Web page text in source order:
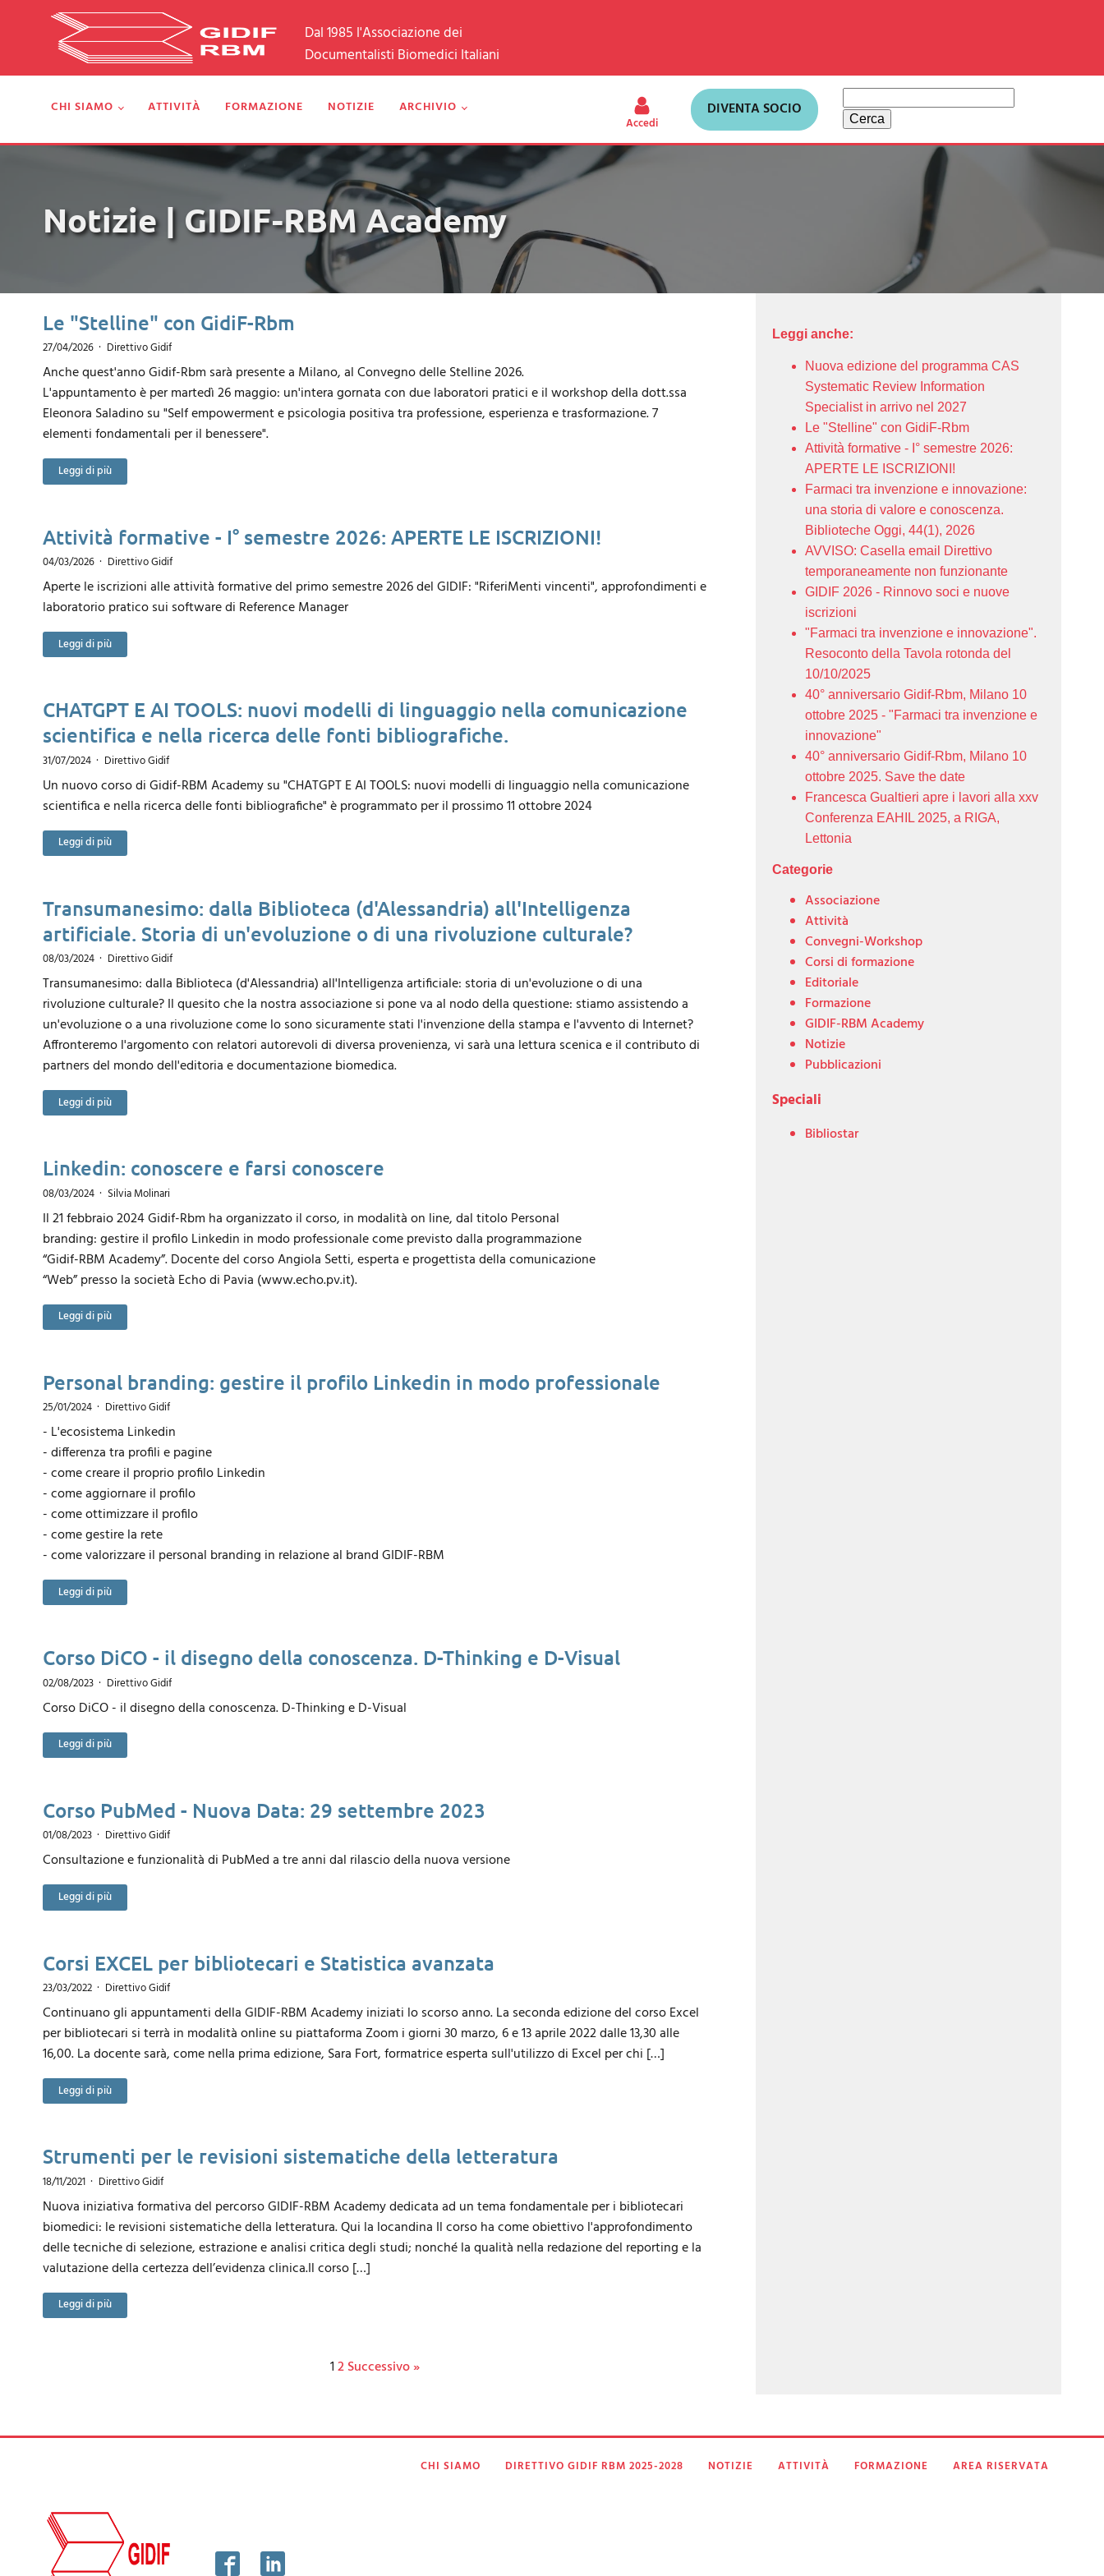
Dal 1985 l'Associazione dei
Documentalisti Biomedici Italiani
CHI SIAMO ATTIVITÀ FORMAZIONE NOTIZIE ARCHIVIO
Accedi
DIVENTA SOCIO
per:
Notizie | GIDIF-RBM Academy
Le "Stelline" con GidiF-Rbm
27/04/2026 Direttivo Gidif
Anche quest'anno Gidif-Rbm sarà presente a Milano, al Convegno delle Stelline 2026.
L'appuntamento è per martedì 26 maggio: un'intera gornata con due laboratori pratici e il workshop della dott.ssa
Eleonora Saladino su "Self empowerment e psicologia positiva tra professione, esperienza e trasformazione. 7
elementi fondamentali per il benessere".
Leggi di più
Attività formative - I° semestre 2026: APERTE LE ISCRIZIONI!
04/03/2026 Direttivo Gidif
Aperte le iscrizioni alle attività formative del primo semestre 2026 del GIDIF: "RiferiMenti vincenti", approfondimenti e
laboratorio pratico sui software di Reference Manager
Leggi di più
CHATGPT E AI TOOLS: nuovi modelli di linguaggio nella comunicazione
scientifica e nella ricerca delle fonti bibliografiche.
31/07/2024 Direttivo Gidif
Un nuovo corso di Gidif-RBM Academy su "CHATGPT E AI TOOLS: nuovi modelli di linguaggio nella comunicazione
scientifica e nella ricerca delle fonti bibliografiche" è programmato per il prossimo 11 ottobre 2024
Leggi di più
Transumanesimo: dalla Biblioteca (d'Alessandria) all'Intelligenza
artificiale. Storia di un'evoluzione o di una rivoluzione culturale?
08/03/2024 Direttivo Gidif
Transumanesimo: dalla Biblioteca (d'Alessandria) all'Intelligenza artificiale: storia di un'evoluzione o di una
rivoluzione culturale? Il quesito che la nostra associazione si pone va al nodo della questione: stiamo assistendo a
un'evoluzione o a una rivoluzione come lo sono sicuramente stati l'invenzione della stampa e l'avvento di Internet?
Affronteremo l'argomento con relatori autorevoli di diversa provenienza, vi sarà una lettura scenica e il contributo di
partners del mondo dell'editoria e documentazione biomedica.
Leggi di più
Linkedin: conoscere e farsi conoscere
08/03/2024 Silvia Molinari
Il 21 febbraio 2024 Gidif-Rbm ha organizzato il corso, in modalità on line, dal titolo Personal
branding: gestire il profilo Linkedin in modo professionale come previsto dalla programmazione
“Gidif-RBM Academy”. Docente del corso Angiola Setti, esperta e progettista della comunicazione
“Web” presso la società Echo di Pavia (www.echo.pv.it).
Leggi di più
Personal branding: gestire il profilo Linkedin in modo professionale
25/01/2024 Direttivo Gidif
- L'ecosistema Linkedin
- differenza tra profili e pagine
- come creare il proprio profilo Linkedin
- come aggiornare il profilo
- come ottimizzare il profilo
- come gestire la rete
- come valorizzare il personal branding in relazione al brand GIDIF-RBM
Leggi di più
Corso DiCO - il disegno della conoscenza. D-Thinking e D-Visual
02/08/2023 Direttivo Gidif
Corso DiCO - il disegno della conoscenza. D-Thinking e D-Visual
Leggi di più
Corso PubMed - Nuova Data: 29 settembre 2023
01/08/2023 Direttivo Gidif
Consultazione e funzionalità di PubMed a tre anni dal rilascio della nuova versione
Leggi di più
Corsi EXCEL per bibliotecari e Statistica avanzata
23/03/2022 Direttivo Gidif
Continuano gli appuntamenti della GIDIF-RBM Academy iniziati lo scorso anno. La seconda edizione del corso Excel
per bibliotecari si terrà in modalità online su piattaforma Zoom i giorni 30 marzo, 6 e 13 aprile 2022 dalle 13,30 alle
16,00. La docente sarà, come nella prima edizione, Sara Fort, formatrice esperta sull'utilizzo di Excel per chi […]
Leggi di più
Strumenti per le revisioni sistematiche della letteratura
18/11/2021 Direttivo Gidif
Nuova iniziativa formativa del percorso GIDIF-RBM Academy dedicata ad un tema fondamentale per i bibliotecari
biomedici: le revisioni sistematiche della letteratura. Qui la locandina Il corso ha come obiettivo l'approfondimento
delle tecniche di selezione, estrazione e analisi critica degli studi; nonché la qualità nella redazione del reporting e la
valutazione della certezza dell’evidenza clinica.Il corso […]
Leggi di più
12 Successivo »
Leggi anche:
Nuova edizione del programma CAS
Systematic Review Information
Specialist in arrivo nel 2027
Le "Stelline" con GidiF-Rbm
Attività formative - I° semestre 2026:
APERTE LE ISCRIZIONI!
Farmaci tra invenzione e innovazione:
una storia di valore e conoscenza.
Biblioteche Oggi, 44(1), 2026
AVVISO: Casella email Direttivo
temporaneamente non funzionante
GIDIF 2026 - Rinnovo soci e nuove
iscrizioni
"Farmaci tra invenzione e innovazione".
Resoconto della Tavola rotonda del
10/10/2025
40° anniversario Gidif-Rbm, Milano 10
ottobre 2025 - "Farmaci tra invenzione e
innovazione"
40° anniversario Gidif-Rbm, Milano 10
ottobre 2025. Save the date
Francesca Gualtieri apre i lavori alla xxv
Conferenza EAHIL 2025, a RIGA,
Lettonia
Categorie
Associazione
Attività
Convegni-Workshop
Corsi di formazione
Editoriale
Formazione
GIDIF-RBM Academy
Notizie
Pubblicazioni
Speciali
Bibliostar
CHI SIAMO DIRETTIVO GIDIF RBM 2025-2028 NOTIZIE ATTIVITÀ FORMAZIONE AREA RISERVATA